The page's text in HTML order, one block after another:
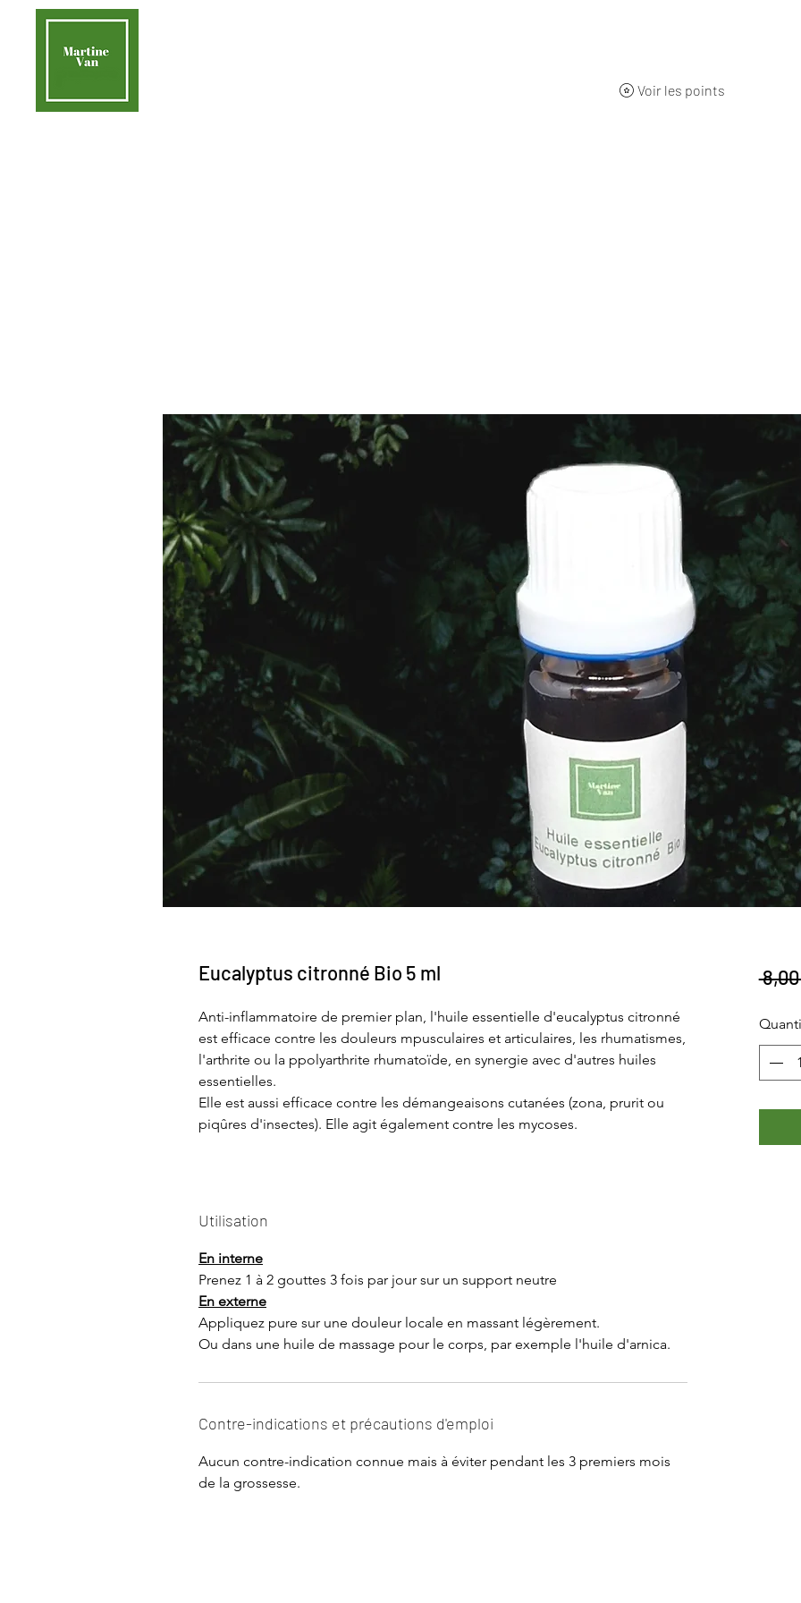
Qui sommes-nous ? L'origine
Voir les points
Eucalyptus citronné Bio 5 ml
Anti-inflammatoire de premier plan, l'huile essentielle d'eucalyptus citronné
est efficace contre les douleurs mpusculaires et articulaires, les rhumatismes,
l'arthrite ou la ppolyarthrite rhumatoïde, en synergie avec d'autres huiles
essentielles.
Elle est aussi efficace contre les démangeaisons cutanées (zona, prurit ou
piqûres d'insectes). Elle agit également contre les mycoses.
Utilisation
En interne
Prenez 1 à 2 gouttes 3 fois par jour sur un support neutre
En externe
Appliquez pure sur une douleur locale en massant légèrement.
Ou dans une huile de massage pour le corps, par exemple l'huile d'arnica.
Contre-indications et précautions d'emploi
Aucun contre-indication connue mais à éviter pendant les 3 premiers mois
de la grossesse.